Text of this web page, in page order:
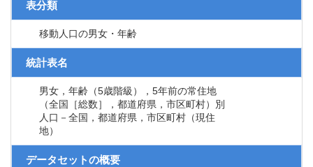
表分類
移動人口の男女・年齢
統計表名
男女，年齢（5歳階級），5年前の常住地
（全国［総数］，都道府県，市区町村）別
人口－全国，都道府県，市区町村（現住
地）
データセットの概要